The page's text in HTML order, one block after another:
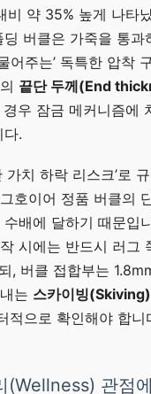
비 약 35% 높게 나타
버클은 가죽을 통과
어주는’ 독특한 압착
끝단 두께(End
우 잠금 메커니즘에
다.
가치 하락 리스크’로
호이어 정품 버클의
배에 달하기 때문입
시에는 반드시 러그
, 버클 접합부는
는 스카이빙
적으로 확인해야 합니
(Wellness) 관점